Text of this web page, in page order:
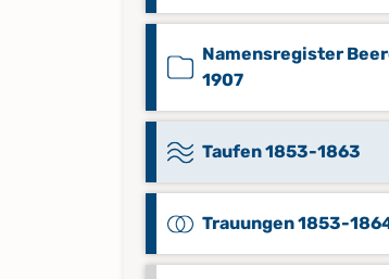
Namensregister
1907
Taufen 1853-1863
Trauungen 1853-